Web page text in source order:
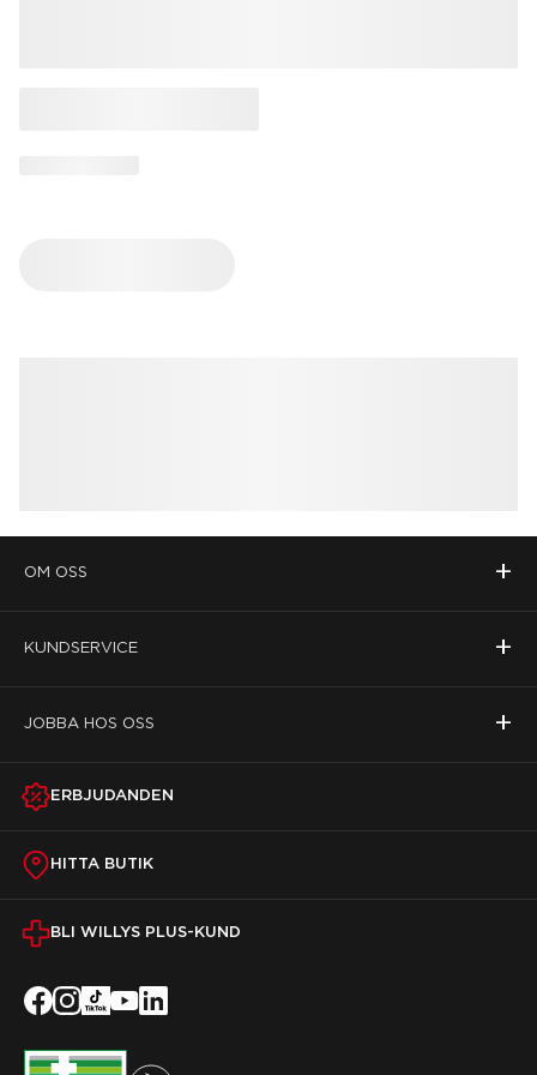
OM OSS +
KUNDSERVICE +
JOBBA HOS OSS +
ERBJUDANDEN
HITTA BUTIK
BLI WILLYS PLUS-KUND